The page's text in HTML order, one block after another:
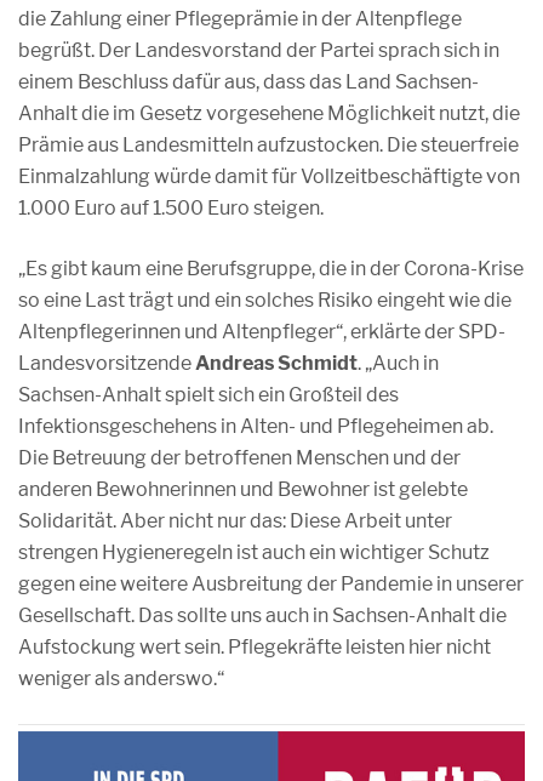
die Zahlung einer Pflegeprämie in der Altenpflege
begrüßt. Der Landesvorstand der Partei sprach sich in
einem Beschluss dafür aus, dass das Land Sachsen-
Anhalt die im Gesetz vorgesehene Möglichkeit nutzt, die
Prämie aus Landesmitteln aufzustocken. Die steuerfreie
Einmalzahlung würde damit für Vollzeitbeschäftigte von
1.000 Euro auf 1.500 Euro steigen.
„Es gibt kaum eine Berufsgruppe, die in der Corona-Krise
so eine Last trägt und ein solches Risiko eingeht wie die
Altenpflegerinnen und Altenpfleger“, erklärte der SPD-
LandesvorsitzendeAndreas Schmidt. „Auch in
Sachsen-Anhalt spielt sich ein Großteil des
Infektionsgeschehens in Alten- und Pflegeheimen ab.
Die Betreuung der betroffenen Menschen und der
anderen Bewohnerinnen und Bewohner ist gelebte
Solidarität. Aber nicht nur das: Diese Arbeit unter
strengen Hygieneregeln ist auch ein wichtiger Schutz
gegen eine weitere Ausbreitung der Pandemie in unserer
Gesellschaft. Das sollte uns auch in Sachsen-Anhalt die
Aufstockung wert sein. Pflegekräfte leisten hier nicht
weniger als anderswo.“